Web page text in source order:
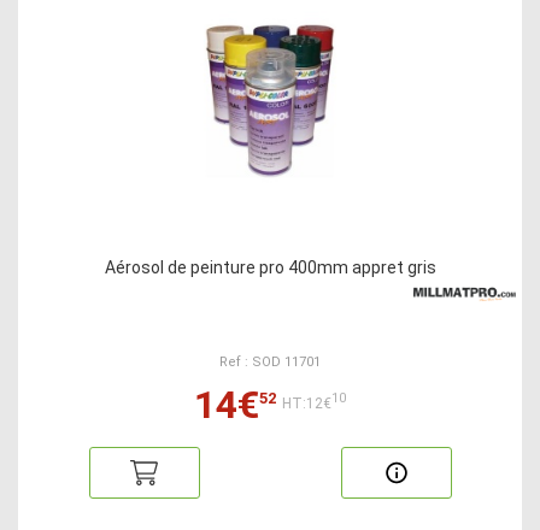
Aérosol de peinture pro 400mm appret gris
Ref : SOD 11701
14€52 HT:12€10